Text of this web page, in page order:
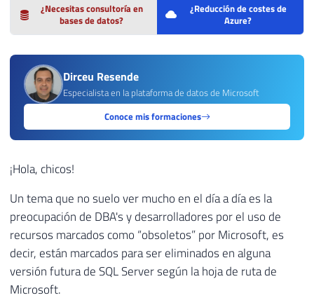
¿Necesitas consultoría en
bases de datos?
¿Reducción de costes de
Azure?
Dirceu Resende
Especialista en la plataforma de datos de Microsoft
Conoce mis formaciones
¡Hola, chicos!
Un tema que no suelo ver mucho en el día a día es la
preocupación de DBA's y desarrolladores por el uso de
recursos marcados como “obsoletos” por Microsoft, es
decir, están marcados para ser eliminados en alguna
versión futura de SQL Server según la hoja de ruta de
Microsoft.